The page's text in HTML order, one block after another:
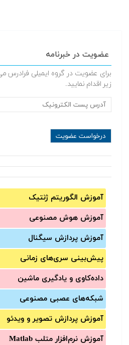
عضویت در خبرنامه
برای عضویت در گروه ایمیلی فرادرس
زیر اقدام نمایید.
آموزش الگوریتم ژنتیک
آموزش‌ هوش مصنوعی
آموزش‌ پردازش سیگنال
پیش‌‌بینی سری‌‌های زمانی
داده‌کاوی و یادگیری ماشین
شبکه‌های عصبی مصنوعی
آموزش‌ پردازش تصویر و ویدئو
آموزش‌ نرم‌افزار متلب Matlab